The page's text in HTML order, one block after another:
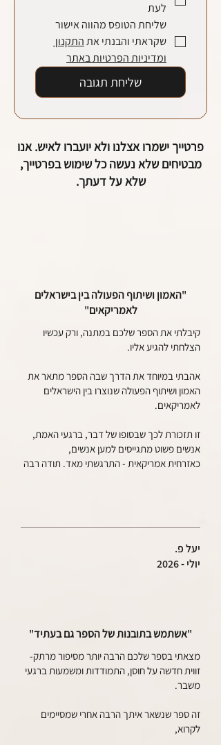
לעת
שקראתי והבנתי את
ומדיניות הפרטיות באתר
שליחת תגובה
פרטייך ישמרו אצלנו ולא יועברו לאיש. אנו
מבטיחים שלא נעשה כל שימוש בפרטייך,
שלא על דעתך.
"האמון ושיתוף הפעולה בין בישראלים
לאמריקאים"
קיבלתי את הספר שלכם במתנה, ורק עכשיו
הצלחתי להגיע אליו.
אהבתי במיוחד את הדרך שבה הספר מתאר את
האמון ושיתוף הפעולה שנוצרו בין הישראלים
לאמריקאים.
זו תזכורת לכך שבסופו של דבר, ברגעי האמת,
אנשים פשוט מתגייסים למען אנשים,
כאזרחית אמריקאית - התרגשתי מאד. תודה רבה
יעל פ.
יולי - 2026
"אשתמש בתובנות של הספר גם בעתיד"
מצאתי בספר שלכם הרבה יותר מסיפור מרתק-
זווית חדשה על חוסן, התמודדות ומשמעות ברגעי
משבר.
זה ספר שנשאר איתך הרבה אחרי שמסיימים
לקרוא,